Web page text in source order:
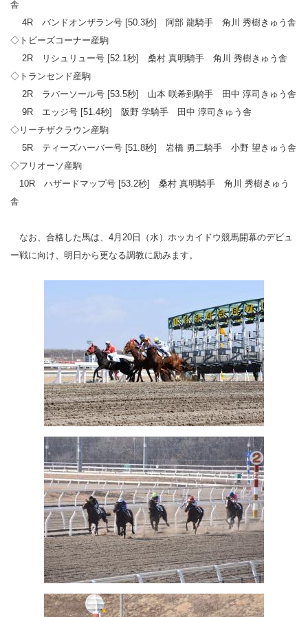
舎
4R バンドオンザラン号 [50.3秒] 阿部 龍騎手 角川 秀樹きゅう舎
◇トビーズコーナー産駒
2R リシュリュー号 [52.1秒] 桑村 真明騎手 角川 秀樹きゅう舎
◇トランセンド産駒
2R ラバーソール号 [53.5秒] 山本 咲希到騎手 田中 淳司きゅう舎
9R エッジ号 [51.4秒] 阪野 学騎手 田中 淳司きゅう舎
◇リーチザクラウン産駒
5R ティーズハーバー号 [51.8秒] 岩橋 勇二騎手 小野 望きゅう舎
◇フリオーソ産駒
10R ハザードマップ号 [53.2秒] 桑村 真明騎手 角川 秀樹きゅう
舎
なお、合格した馬は、4月20日（水）ホッカイドウ競馬開幕のデビュ
ー戦に向け、明日から更なる調教に励みます。